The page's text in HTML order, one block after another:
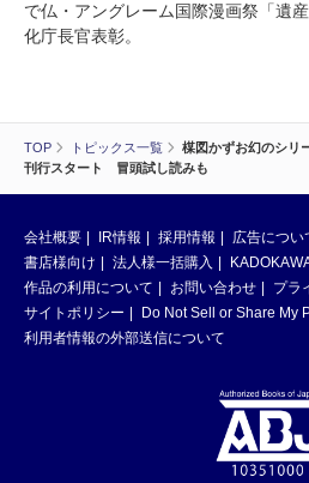
TOP トピックス一覧
楳図かずお幻のシリ
刊行スタート 冒頭試し読みも
で仏・アングレーム国際漫画祭「遺
化庁長官表彰。
会社概要 IR情報 採用情報 広告につい
書店様向け
法人様一括購入
作品の利用について
お問い合わせ
プラ
サイトポリシー
Do Not Sell or Share My
利用者情報の外部送信について